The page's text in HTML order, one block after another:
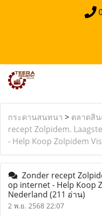
กระดานสนทนา > ตลาดสิ
recept Zolpidem.
- Help Koop Zolpidem
Zonder recept
op internet - Help Koop
Nederland (211 อ่าน)
2 พ.ย. 2568 22:07